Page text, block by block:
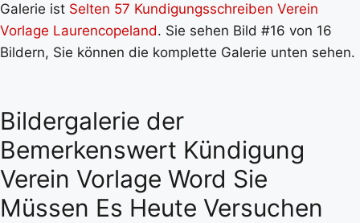
Galerie ist Selten 57 Kundigungsschreiben Verein
Vorlage Laurencopeland. Sie sehen Bild #16 von 16
Bildern, Sie können die komplette Galerie unten sehen.
Bildergalerie der
Bemerkenswert Kündigung
Verein Vorlage Word Sie
Müssen Es Heute Versuchen